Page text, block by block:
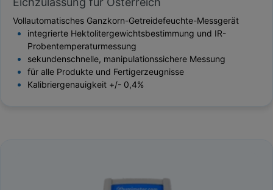
Vollautomatisches Ganzkorn-Getreidefeuchte-Messgerät
integrierte Hektolitergewichtsbestimmung und IR-
Probentemperaturmessung
sekundenschnelle, manipulationssichere Messung
für alle Produkte und Fertigerzeugnisse
Kalibriergenauigkeit +/- 0,4%